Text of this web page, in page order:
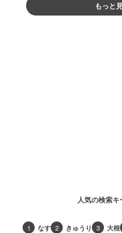
もっと
人気の検索キ
1 なす 2 きゅうり 3 大根